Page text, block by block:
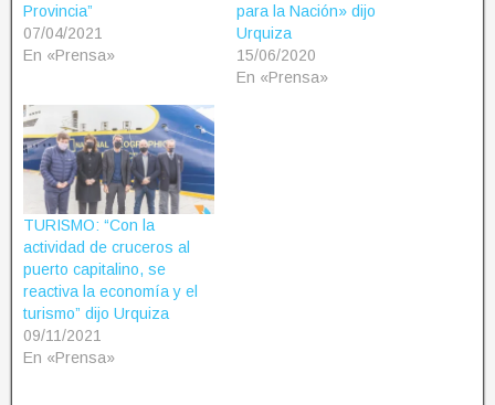
Provincia”
07/04/2021
En «Prensa»
para la Nación» dijo
Urquiza
15/06/2020
En «Prensa»
TURISMO: “Con la
actividad de cruceros al
puerto capitalino, se
reactiva la economía y el
turismo” dijo Urquiza
09/11/2021
En «Prensa»